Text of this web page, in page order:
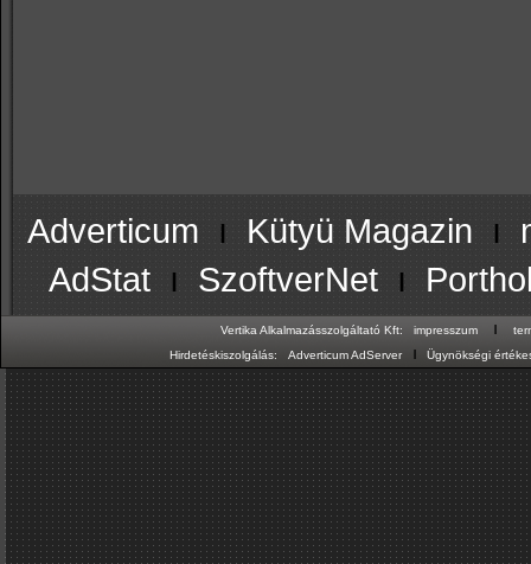
Adverticum ı Kütyü Magazinı
AdStat ıSzoftverNetı
Vertika Alkalmazásszolgáltató Kft: impresszum ı
Hirdetéskiszolgálás:
Adverticum AdServer ıÜgynökségi